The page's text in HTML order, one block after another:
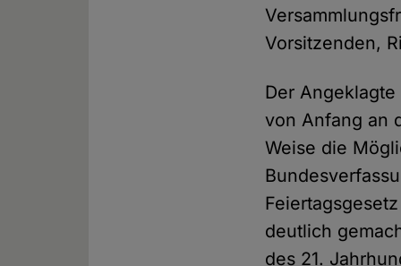
Vorsitzenden,
Der
von Anfang an
Weise die
deutlich
des 21.